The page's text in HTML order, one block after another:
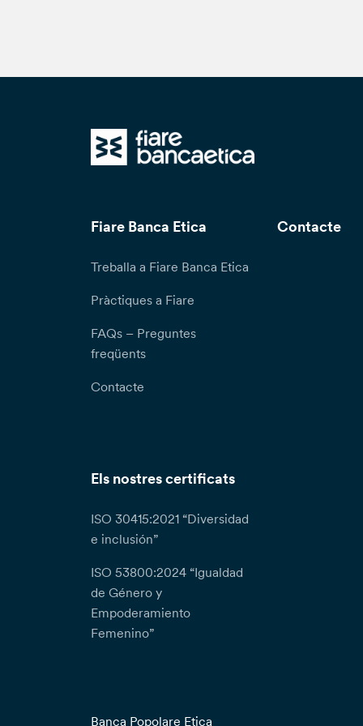
Fiare Banca Etica
Treballa a Fiare Banca Etica
Pràctiques a Fiare
FAQs – Preguntes
freqüents
Contacte
Contacte
Els nostres certificats
ISO 30415:2021 “Diversidad
e inclusión”
ISO 53800:2024 “Igualdad
de Género y
Empoderamiento
Femenino”
Banca Popolare Etica